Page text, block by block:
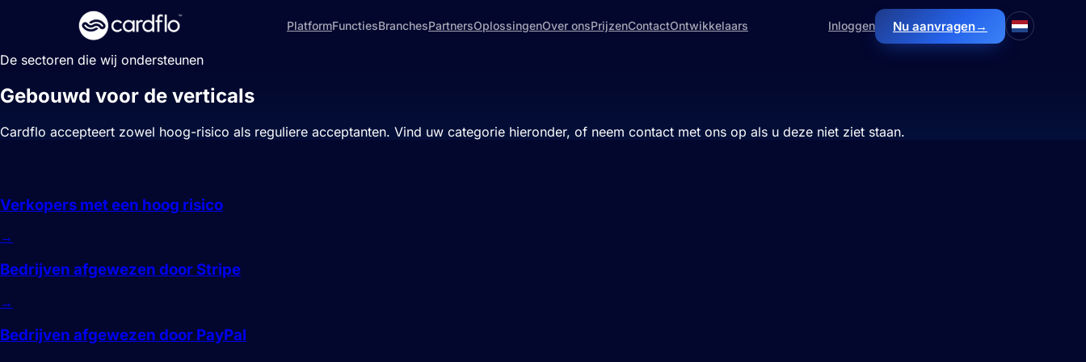
PlatformFunctiesBranchesPartnersOplossingenOver onsPrijzenContactOntwikkelaars Inloggen Nu aanvragen→
De sectoren die wij ondersteunen
Gebouwd voor de verticals
Cardflo accepteert zowel hoog-risico als reguliere acceptanten. Vind uw categorie hieronder, of neem contact met ons op als u deze niet ziet staan.
Verkopers met een hoog risico
→
Bedrijven afgewezen door Stripe
→
Bedrijven afgewezen door PayPal